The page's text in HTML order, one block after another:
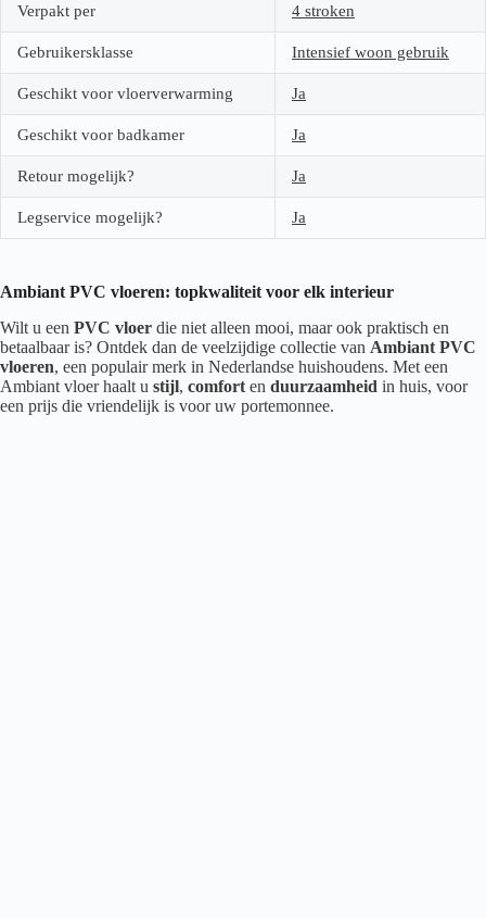
Verpakt per 4 stroken
Gebruikersklasse Intensief woon gebruik
Geschikt voor vloerverwarming Ja
Geschikt voor badkamer Ja
Retour mogelijk? Ja
Legservice mogelijk? Ja
Ambiant PVC vloeren: topkwaliteit voor elk interieur
Wilt u een PVC vloer die niet alleen mooi, maar ook praktisch en
betaalbaar is? Ontdek dan de veelzijdige collectie van Ambiant PVC
vloeren, een populair merk in Nederlandse huishoudens. Met een
Ambiant vloer haalt u stijl, comfort en duurzaamheid in huis, voor
een prijs die vriendelijk is voor uw portemonnee.